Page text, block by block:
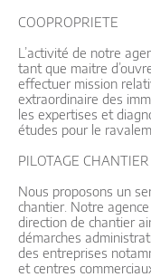
COOPROPRIETE
L’activité de notre
tant que maitre
effectuer mission
extraordinaire des
les expertises et
études pour le
PILOTAGE CHANTIER
Nous proposons un
chantier. Notre
direction de chantier
démarches
des entreprises
et centres